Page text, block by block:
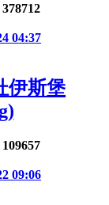
04:37
伊斯堡
09:06